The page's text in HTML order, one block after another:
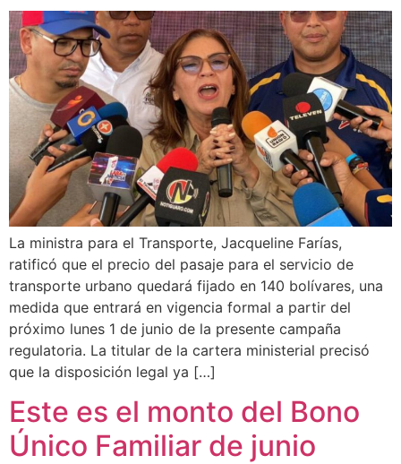
La ministra para el Transporte, Jacqueline Farías,
ratificó que el precio del pasaje para el servicio de
transporte urbano quedará fijado en 140 bolívares, una
medida que entrará en vigencia formal a partir del
próximo lunes 1 de junio de la presente campaña
regulatoria. La titular de la cartera ministerial precisó
que la disposición legal ya […]
Este es el monto del Bono
Único Familiar de junio